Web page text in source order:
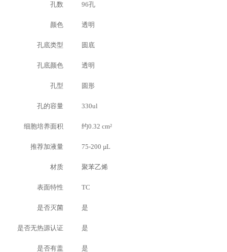
孔数
96孔
颜色 透明
孔底类型 圆底
孔底颜色 透明
孔型 圆形
孔的容量 330ul
细胞培养面积 约0.32 cm²
推荐加液量 75-200 µL
材质 聚苯乙烯
表面特性 TC
是否灭菌 是
是否无热源认证 是
是否有盖 是